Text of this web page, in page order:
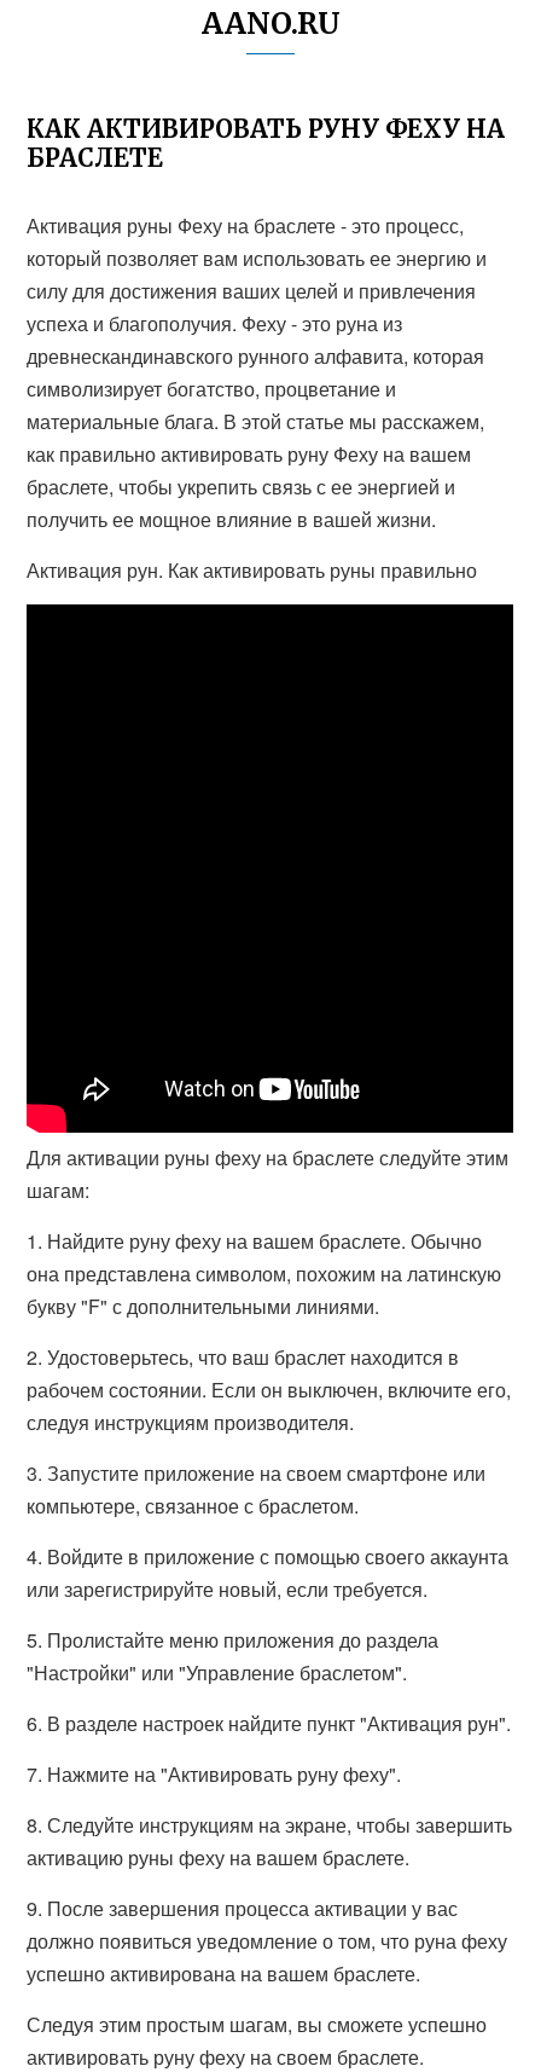
AANO.RU
КАК АКТИВИРОВАТЬ РУНУ ФЕХУ НА
БРАСЛЕТЕ
Активация руны Феху на браслете - это процесс,
который позволяет вам использовать ее энергию и
силу для достижения ваших целей и привлечения
успеха и благополучия. Феху - это руна из
древнескандинавского рунного алфавита, которая
символизирует богатство, процветание и
материальные блага. В этой статье мы расскажем,
как правильно активировать руну Феху на вашем
браслете, чтобы укрепить связь с ее энергией и
получить ее мощное влияние в вашей жизни.
Активация рун. Как активировать руны правильно
Для активации руны феху на браслете следуйте этим
шагам:
1. Найдите руну феху на вашем браслете. Обычно
она представлена символом, похожим на латинскую
букву "F" с дополнительными линиями.
2. Удостоверьтесь, что ваш браслет находится в
рабочем состоянии. Если он выключен, включите его,
следуя инструкциям производителя.
3. Запустите приложение на своем смартфоне или
компьютере, связанное с браслетом.
4. Войдите в приложение с помощью своего аккаунта
или зарегистрируйте новый, если требуется.
5. Пролистайте меню приложения до раздела
"Настройки" или "Управление браслетом".
6. В разделе настроек найдите пункт "Активация рун".
7. Нажмите на "Активировать руну феху".
8. Следуйте инструкциям на экране, чтобы завершить
активацию руны феху на вашем браслете.
9. После завершения процесса активации у вас
должно появиться уведомление о том, что руна феху
успешно активирована на вашем браслете.
Следуя этим простым шагам, вы сможете успешно
активировать руну феху на своем браслете.